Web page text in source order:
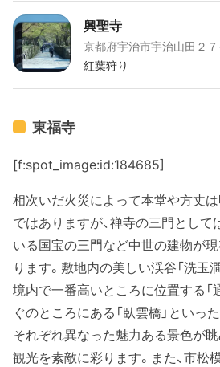
興聖寺
京都府宇治市宇治山田２７
紅葉狩り
東福寺
[f:spot_image:id:184685]
相次いだ火災によって本堂や方丈
ではありますが、禅寺の三門として
いる国宝の三門など中世の建物が
ります。敷地内の美しい渓谷「洗玉
境内で一番高いところに位置する「
ぐのところにある「臥雲橋」といっ
それぞれ異なった魅力ある景色が
観光を素敵に彩ります。また、市松